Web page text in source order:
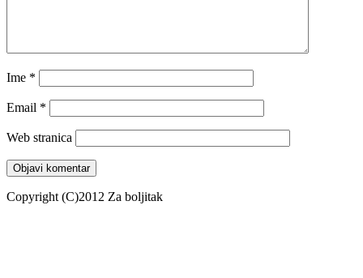
Ime *
Email *
Web stranica
Copyright (C)2012 Za boljitak